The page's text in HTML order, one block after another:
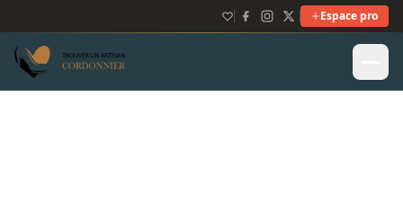
Espace pro